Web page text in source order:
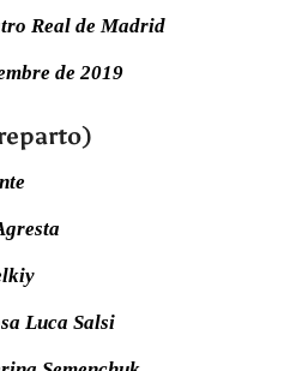
Real de Madrid
de 2019
Luca Salsi